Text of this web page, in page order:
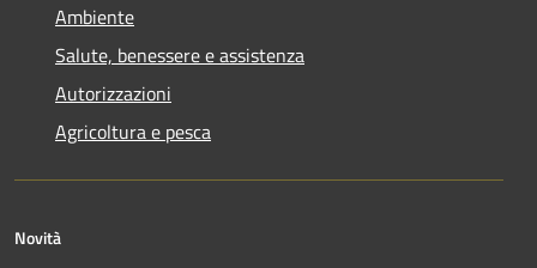
Ambiente
Salute, benessere e assistenza
Autorizzazioni
Agricoltura e pesca
Novità